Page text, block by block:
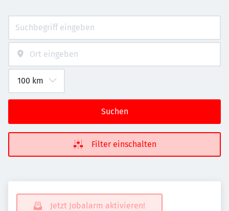
Suchen
Filter einschalten
Jetzt Jobalarm aktivieren!